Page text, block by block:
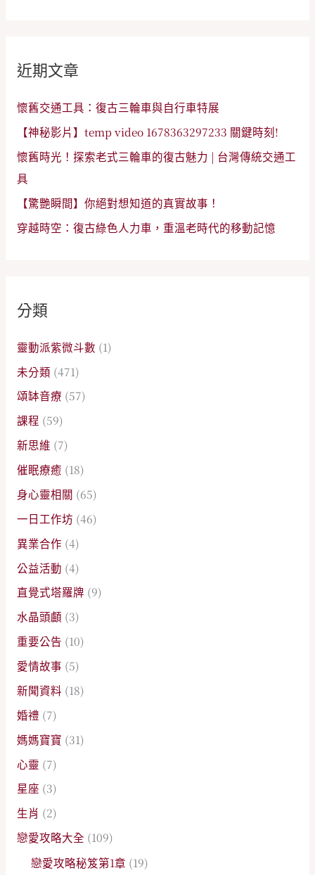
字
近期文章
懷舊交通工具：復古三輪車與自行車特展
【神秘影片】temp video 1678363297233 關鍵時刻!
懷舊時光！探索老式三輪車的復古魅力 | 台灣傳統交通工
具
【驚艷瞬間】你絕對想知道的真實故事！
穿越時空：復古綠色人力車，重溫老時代的移動記憶
分類
靈動派紫微斗數 (1)
未分類 (471)
頌缽音療 (57)
課程 (59)
新思維 (7)
催眠療癒 (18)
身心靈相關 (65)
一日工作坊 (46)
異業合作 (4)
公益活動 (4)
直覺式塔羅牌 (9)
水晶頭顱 (3)
重要公告 (10)
愛情故事 (5)
新聞資料 (18)
婚禮 (7)
媽媽寶寶 (31)
心靈 (7)
星座 (3)
生肖 (2)
戀愛攻略大全 (109)
戀愛攻略秘笈第1章 (19)